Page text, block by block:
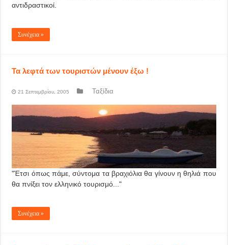
αντιδραστικοί.
Συνέχεια »
Τα λεφτά των τουριστών μένουν έξω !
21 Σεπτεμβρίου, 2005 Ταξίδια
"Έτσι όπως πάμε, σύντομα τα βραχιόλια θα γίνουν η θηλιά που
θα πνίξει τον ελληνικό τουρισμό..."
Συνέχεια »